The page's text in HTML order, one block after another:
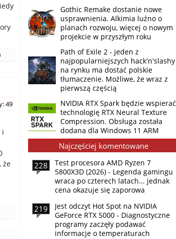
49
i
że
Gothic Remake dostanie nowe
usprawnienia. Alkimia luźno o
planach rozwoju, więcej o nowym
projekcie w przyszłym roku
Path of Exile 2 - jeden z
najpopularniejszych hack'n'slashy
na rynku ma dostać polskie
tłumaczenie. Możliwe, że wraz z
pierwszą częścią
NVIDIA RTX Spark będzie wspierać
technologię RTX Neural Texture
Compression. Obsługa została
dodana dla Windows 11 ARM
Najczęściej komentowane
228
Test procesora AMD Ryzen 7
5800X3D (2026) - Legenda gamingu
wraca po czterech latach... jednak
cena okazuje się zaporowa
219
Jest odczyt Hot Spot na NVIDIA
GeForce RTX 5000 - Diagnostyczne
programy zaczęły podawać
informacje o temperaturach